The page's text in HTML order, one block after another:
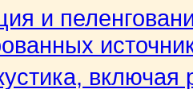
и
включая